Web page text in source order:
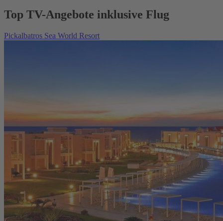
Top TV-Angebote inklusive Flug
Pickalbatros Sea World Resort